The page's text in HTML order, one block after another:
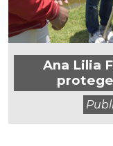
Ana Lilia